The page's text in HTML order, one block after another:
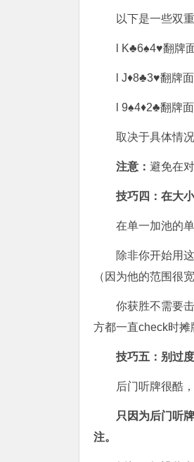
以下是一些双
l K♣6♠4♥翻牌
l J♦8♣3♥翻牌
l 9♠4♦2♣翻牌
取决于具体情
注意： 避免在
技巧四：在大
在单一加池的
除非你开始用
（因为他的范围很
你获胜不需要
方都一直check时摊
技巧五：别过
后门听牌很酷
只因为后门听
注。